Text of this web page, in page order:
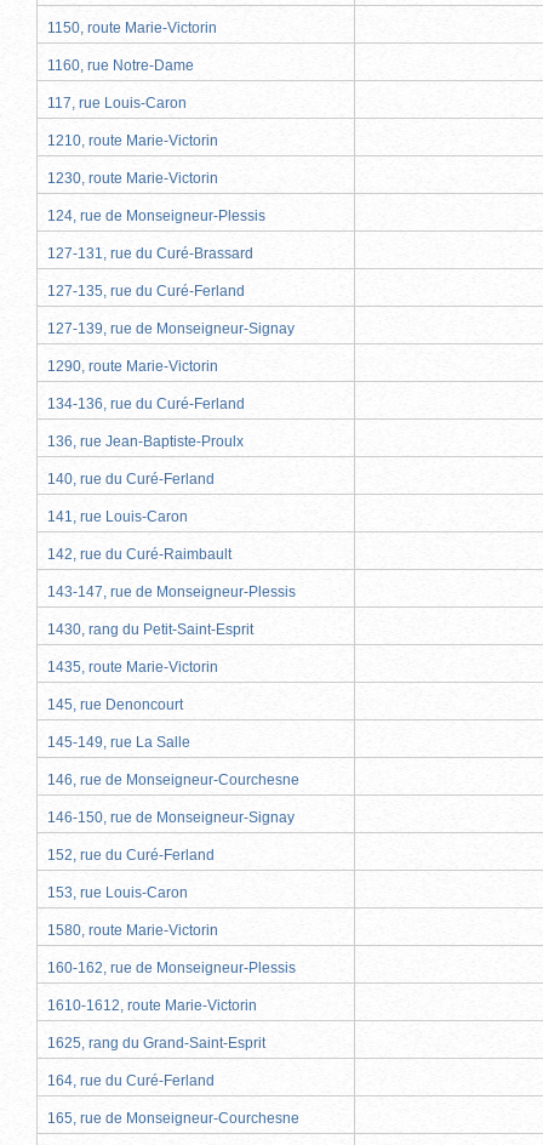
1150, route Marie-Victorin
1160, rue Notre-Dame
117, rue Louis-Caron
1210, route Marie-Victorin
1230, route Marie-Victorin
124, rue de Monseigneur-Plessis
127-131, rue du Curé-Brassard
127-135, rue du Curé-Ferland
127-139, rue de Monseigneur-Signay
1290, route Marie-Victorin
134-136, rue du Curé-Ferland
136, rue Jean-Baptiste-Proulx
140, rue du Curé-Ferland
141, rue Louis-Caron
142, rue du Curé-Raimbault
143-147, rue de Monseigneur-Plessis
1430, rang du Petit-Saint-Esprit
1435, route Marie-Victorin
145, rue Denoncourt
145-149, rue La Salle
146, rue de Monseigneur-Courchesne
146-150, rue de Monseigneur-Signay
152, rue du Curé-Ferland
153, rue Louis-Caron
1580, route Marie-Victorin
160-162, rue de Monseigneur-Plessis
1610-1612, route Marie-Victorin
1625, rang du Grand-Saint-Esprit
164, rue du Curé-Ferland
165, rue de Monseigneur-Courchesne